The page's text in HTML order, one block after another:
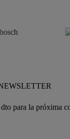
dto para la próxima